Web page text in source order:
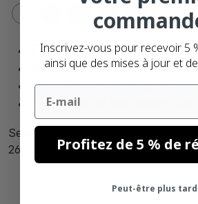
Livraison gratuite à partir de:
Nos étiquettes sont100%
Satisfait ouremboursé
Plus de
Seiko SLP-2RLE étiquettes
260 étiquettes blanches, permanentes
Inscrivez-vous pour recevoir 5
ainsi que des mises à jour et
Email
Profitez de 5 % de
Peut-être plus tard